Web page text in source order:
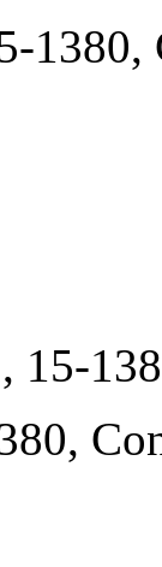
1380,
15-